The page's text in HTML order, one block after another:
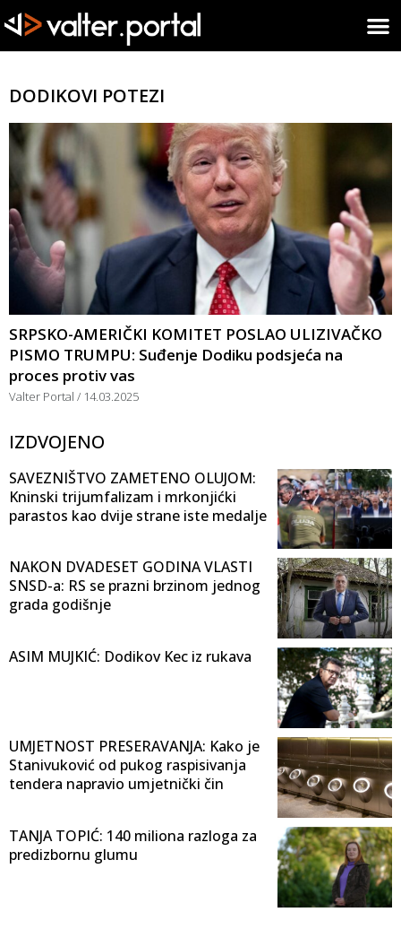
DODIKOVI POTEZI
SRPSKO-AMERIČKI KOMITET POSLAO ULIZIVAČKO
PISMO TRUMPU: Suđenje Dodiku podsjeća na
proces protiv vas
Valter Portal 14.03.2025
IZDVOJENO
SAVEZNIŠTVO ZAMETENO OLUJOM:
Kninski trijumfalizam i mrkonjićki
parastos kao dvije strane iste medalje
NAKON DVADESET GODINA VLASTI
SNSD-a: RS se prazni brzinom jednog
grada godišnje
ASIM MUJKIĆ: Dodikov Kec iz rukava
UMJETNOST PRESERAVANJA: Kako je
Stanivuković od pukog raspisivanja
tendera napravio umjetnički čin
TANJA TOPIĆ: 140 miliona razloga za
predizbornu glumu